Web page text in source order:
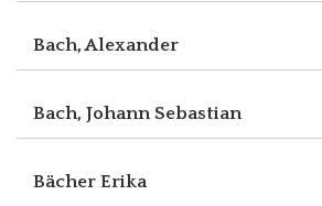
Bach, Alexander
Bach, Johann Sebastian
Bächer Erika